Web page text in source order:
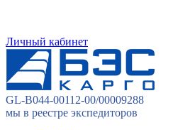
Личный кабинет
GL-B044-00112-00/00009288
мы в реестре экспедиторов